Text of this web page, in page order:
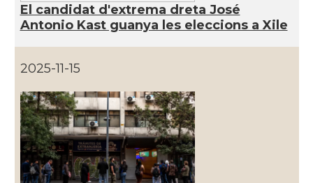
El candidat d'extrema dreta José
Antonio Kast guanya les eleccions a Xile
2025-11-15